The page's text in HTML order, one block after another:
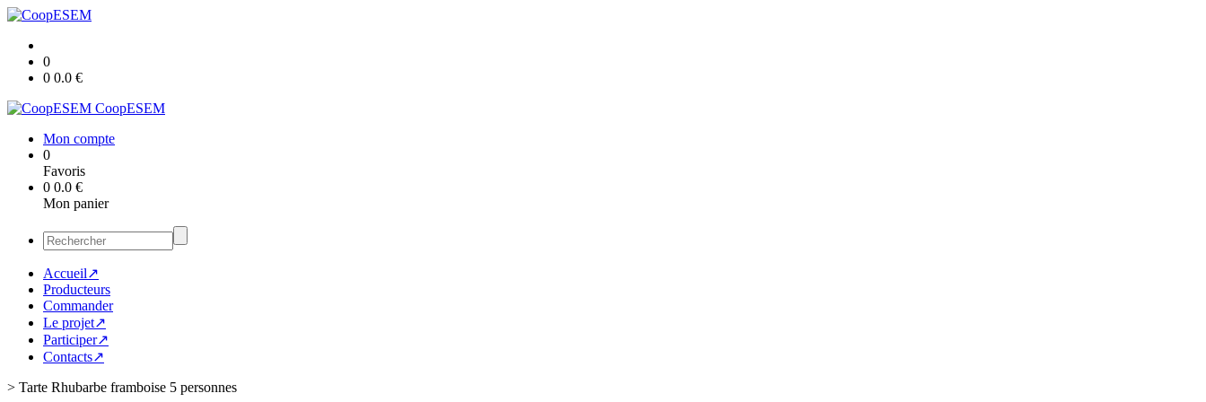
0
0 0.0 €
CoopESEM
Mon compte
0
Favoris
0 0.0 €
Mon panier
Accueil↗
Producteurs
Commander
Le projet↗
Participer↗
Contacts↗
> Tarte Rhubarbe framboise 5 personnes